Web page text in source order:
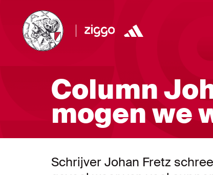
Column
mogen we
Schrijver Johan Fretz